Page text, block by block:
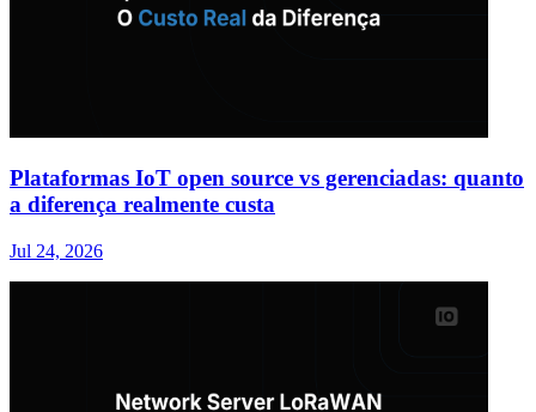
Plataformas IoT open source vs gerenciadas: quanto
a diferença realmente custa
Jul 24, 2026